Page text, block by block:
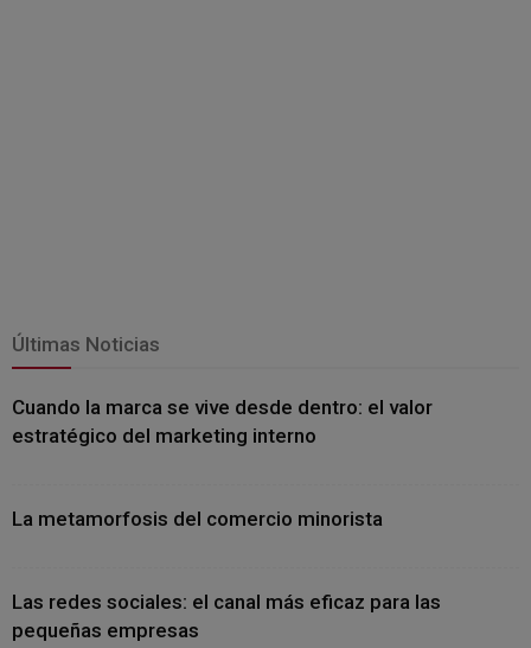
Últimas Noticias
Cuando la marca se vive desde dentro: el valor
estratégico del marketing interno
La metamorfosis del comercio minorista
Las redes sociales: el canal más eficaz para las
pequeñas empresas